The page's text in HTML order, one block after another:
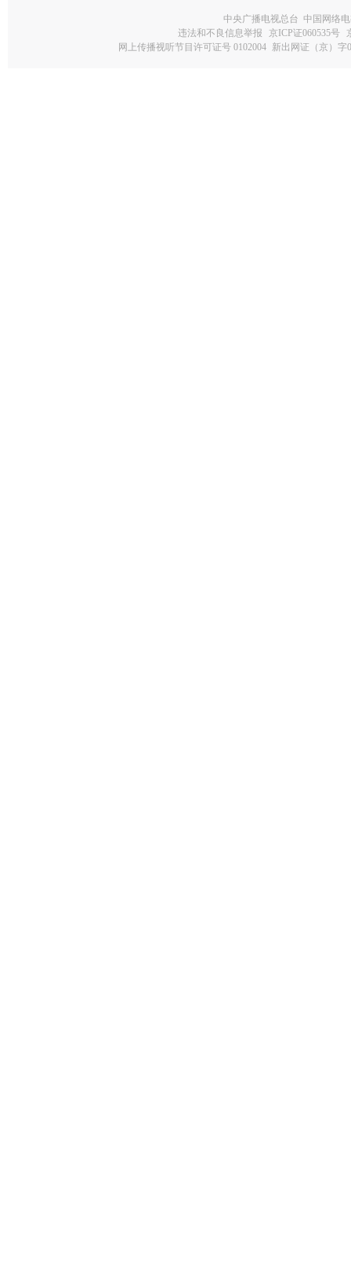
中央广播电视总台 中国网络
违法和不良信息举报
京ICP证060535号
网上传播视听节目许可证号 0102004 新出网证（京）